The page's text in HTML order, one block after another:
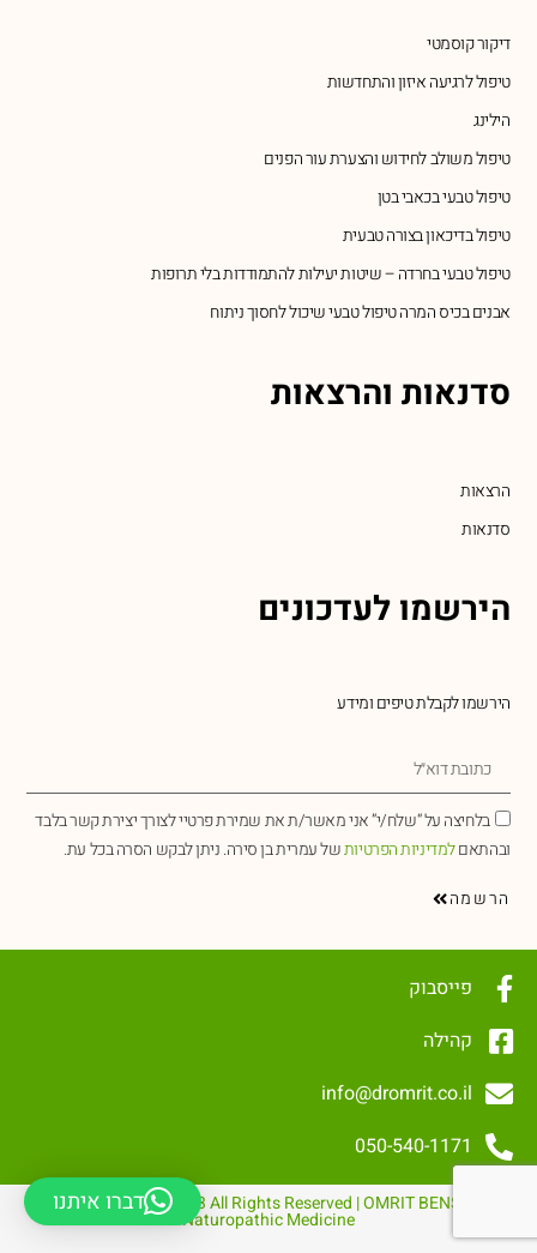
דיקור קוסמטי
טיפול לרגיעה איזון והתחדשות
הילינג
טיפול משולב לחידוש והצערת עור הפנים
טיפול טבעי בכאבי בטן
טיפול בדיכאון בצורה טבעית
טיפול טבעי בחרדה – שיטות יעילות להתמודדות בלי תרופות
אבנים בכיס המרה טיפול טבעי שיכול לחסוך ניתוח
סדנאות והרצאות
הרצאות
סדנאות
הירשמו לעדכונים
הירשמו לקבלת טיפים ומידע
בלחיצה על “שלח/י” אני מאשר/ת את שמירת פרטיי לצורך יצירת קשר בלבד
ובהתאםלמדיניות הפרטיותשל עמרית בן סירה. ניתן לבקש הסרה בכל עת.
הרשמה
פייסבוק
קהילה
info@dromrit.co.il
050-540-1171
© Copyright 1999 – 2023 All Rights Reserved | OMRIT BENSIRA
Naturopathic Medicine
דברו איתנו